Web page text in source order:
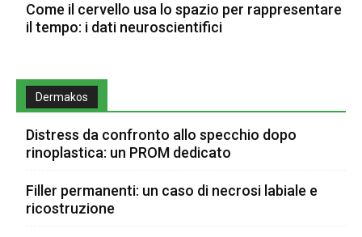
Come il cervello usa lo spazio per rappresentare
il tempo: i dati neuroscientifici
Dermakos
Distress da confronto allo specchio dopo
rinoplastica: un PROM dedicato
Filler permanenti: un caso di necrosi labiale e
ricostruzione